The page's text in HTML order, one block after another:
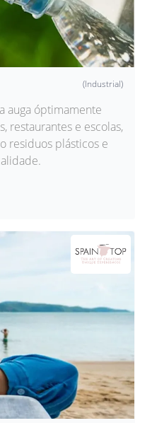
(Industrial)
auga óptimamente
restaurantes e escolas,
residuos plásticos e